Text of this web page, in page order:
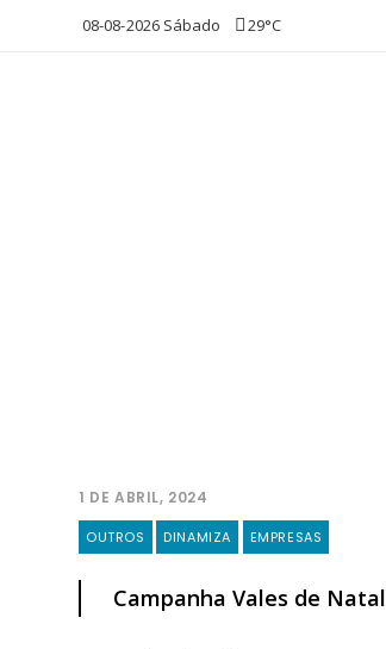
08-08-2026 Sábado 29°C
1 DE ABRIL, 2024
OUTROS DINAMIZA EMPRESAS
Campanha Vales de Natal